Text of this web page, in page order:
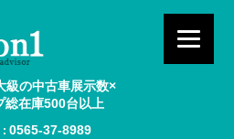
級の中古車展示数×
総在庫500台以上
: 0565-37-8989